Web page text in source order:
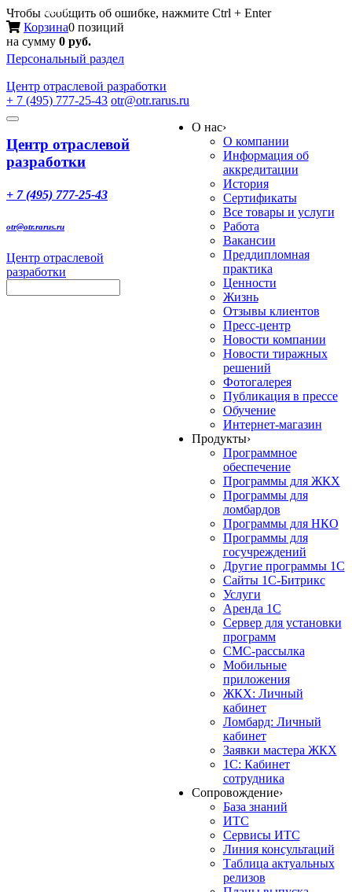
Чтобы сообщить об ошибке, нажмите Ctrl + Enter
Корзина0 позиций
на сумму 0 руб.
Персональный раздел
Центр отраслевой разработки
+ 7 (495) 777-25-43 otr@otr.rarus.ru
Toggle
Меню
Центр отраслевой
разработки
+ 7 (495) 777-25-43
otr@otr.rarus.ru
Центр отраслевой
разработки
О нас›
О компании
Информация об
аккредитации
История
Сертификаты
Все товары и услуги
Работа
Вакансии
Преддипломная
практика
Ценности
Жизнь
Отзывы клиентов
Пресс-центр
Новости компании
Новости тиражных
решений
Фотогалерея
Публикация в прессе
Обучение
Интернет-магазин
Продукты›
Программное
обеспечение
Программы для ЖКХ
Программы для
ломбардов
Программы для НКО
Программы для
госучреждений
Другие программы 1С
Сайты 1С-Битрикс
Услуги
Аренда 1С
Сервер для установки
программ
СМС-рассылка
Мобильные
приложения
ЖКХ: Личный
кабинет
Ломбард: Личный
кабинет
Заявки мастера ЖКХ
1С: Кабинет
сотрудника
Сопровождение›
База знаний
ИТС
Сервисы ИТС
Линия консультаций
Таблица актуальных
релизов